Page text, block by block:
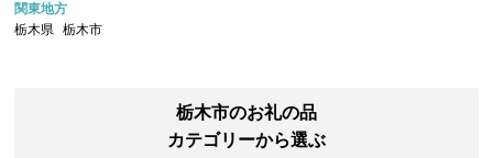
関東地方
栃木県
栃木市
栃木市のお礼の品
カテゴリーから選ぶ